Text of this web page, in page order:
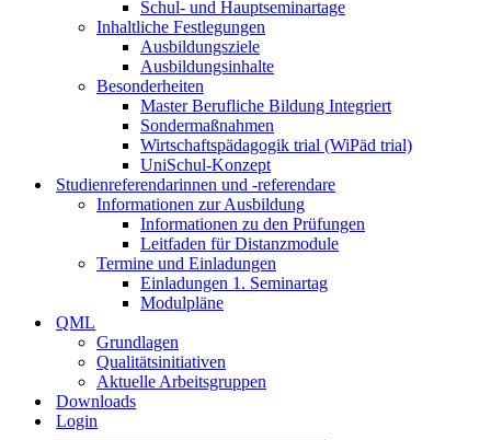
Schul- und Hauptseminartage
Inhaltliche Festlegungen
Ausbildungsziele
Ausbildungsinhalte
Besonderheiten
Master Berufliche Bildung Integriert
Sondermaßnahmen
Wirtschaftspädagogik trial (WiPäd trial)
UniSchul-Konzept
Studienreferendarinnen und -referendare
Informationen zur Ausbildung
Informationen zu den Prüfungen
Leitfaden für Distanzmodule
Termine und Einladungen
Einladungen 1. Seminartag
Modulpläne
QML
Grundlagen
Qualitätsinitiativen
Aktuelle Arbeitsgruppen
Downloads
Login